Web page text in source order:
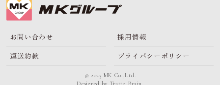
お問い合わせ
採用情報
運送約款
プライバシーポリシー
© 2023 MK Co.,Ltd.